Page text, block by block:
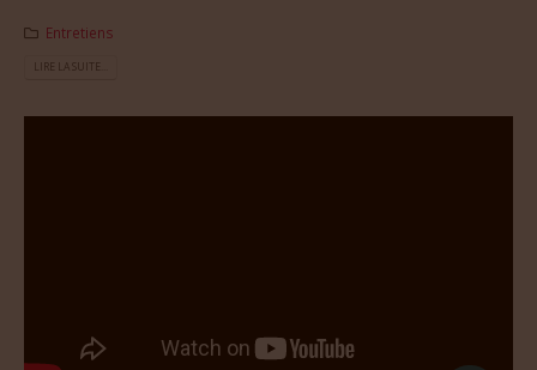
Entretiens
LIRE LA SUITE...